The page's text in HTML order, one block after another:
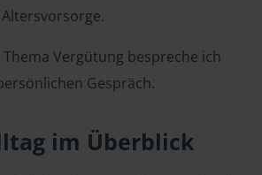
Vergütung bespreche ich
Gespräch.
im Überblick